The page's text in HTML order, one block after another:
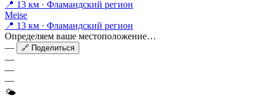
📍 13 км · Фламандский регион
Meise
📍 13 км · Фламандский регион
Определяем ваше местоположение…
—
🔗 Поделиться
—
—
—
🌤